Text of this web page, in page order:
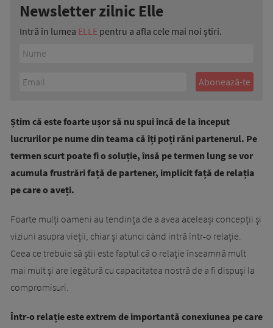
Newsletter zilnic Elle
Intră în lumea ELLE pentru a afla cele mai noi știri.
Știm că este foarte ușor să nu spui încă de la început
lucrurilor pe nume din teama că îți poți răni partenerul. Pe
termen scurt poate fi o soluție, însă pe termen lung se vor
acumula frustrări față de partener, implicit față de relația
pe care o aveți.
Foarte mulți oameni au tendința de a avea aceleași concepții și
viziuni asupra vieții, chiar și atunci când intră într-o relație.
Ceea ce trebuie să știi este faptul că o relație înseamnă mult
mai mult și are legătură cu capacitatea nostră de a fi dispuși la
compromisuri.
Într-o relație este extrem de importantă conexiunea pe care